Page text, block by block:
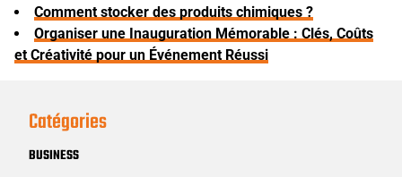
Comment stocker des produits chimiques ?
Organiser une Inauguration Mémorable : Clés, Coûts
et Créativité pour un Événement Réussi
Catégories
BUSINESS